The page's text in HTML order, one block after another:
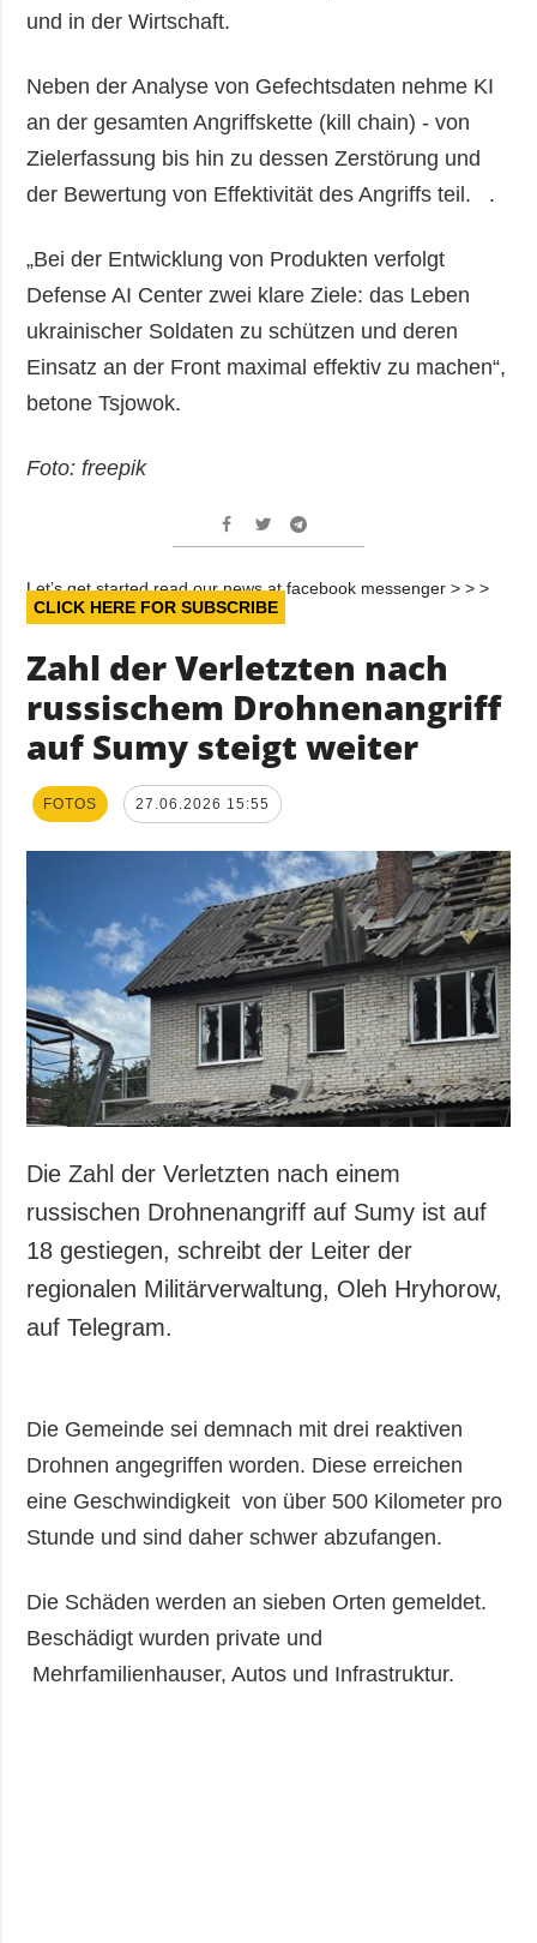
und in der Wirtschaft.
Neben der Analyse von Gefechtsdaten nehme KI
an der gesamten Angriffskette (kill chain) - von
Zielerfassung bis hin zu dessen Zerstörung und
der Bewertung von Effektivität des Angriffs teil. .
„Bei der Entwicklung von Produkten verfolgt
Defense AI Center zwei klare Ziele: das Leben
ukrainischer Soldaten zu schützen und deren
Einsatz an der Front maximal effektiv zu machen“,
betone Tsjowok.
Foto: freepik
Let’s get started read our news at facebook messenger > > >
CLICK HERE FOR SUBSCRIBE
Zahl der Verletzten nach
russischem Drohnenangriff
auf Sumy steigt weiter
FOTOS 27.06.2026 15:55
Die Zahl der Verletzten nach einem
russischen Drohnenangriff auf Sumy ist auf
18 gestiegen, schreibt der Leiter der
regionalen Militärverwaltung, Oleh Hryhorow,
auf Telegram.
Die Gemeinde sei demnach mit drei reaktiven
Drohnen angegriffen worden. Diese erreichen
eine Geschwindigkeit von über 500 Kilometer pro
Stunde und sind daher schwer abzufangen.
Die Schäden werden an sieben Orten gemeldet.
Beschädigt wurden private und
Mehrfamilienhauser, Autos und Infrastruktur.